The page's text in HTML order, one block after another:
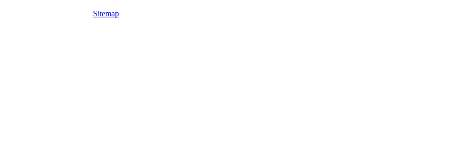
Sitemap